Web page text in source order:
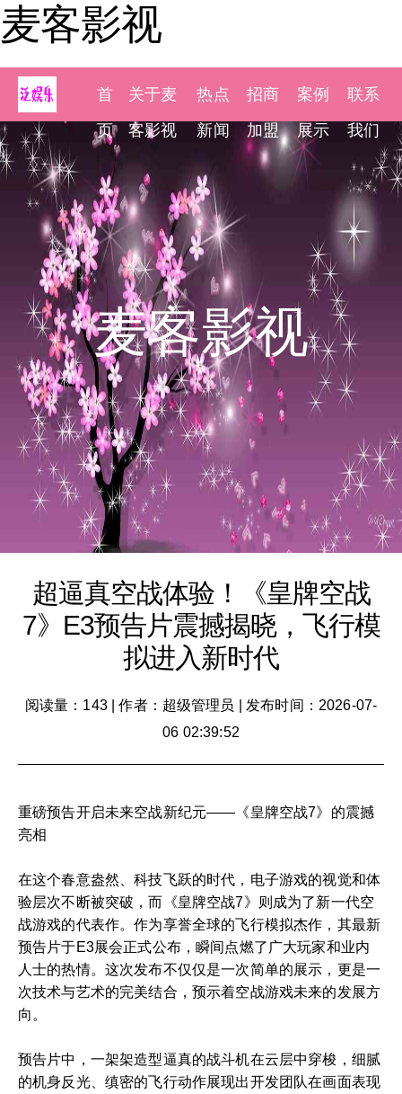
麦客影视
首
页
关于麦
客影视
热点
新闻
招商
加盟
案例
展示
联系
我们
麦客影视
超逼真空战体验！《皇牌空战
7》E3预告片震撼揭晓，飞行模
拟进入新时代
阅读量：143|作者：超级管理员
发布时间：2026-07-
06 02:39:52
重磅预告开启未来空战新纪元——《皇牌空战7》的震撼
亮相
在这个春意盎然、科技飞跃的时代，电子游戏的视觉和体
验层次不断被突破，而《皇牌空战7》则成为了新一代空
战游戏的代表作。作为享誉全球的飞行模拟杰作，其最新
预告片于E3展会正式公布，瞬间点燃了广大玩家和业内
人士的热情。这次发布不仅仅是一次简单的展示，更是一
次技术与艺术的完美结合，预示着空战游戏未来的发展方
向。
预告片中，一架架造型逼真的战斗机在云层中穿梭，细腻
的机身反光、缜密的飞行动作展现出开发团队在画面表现